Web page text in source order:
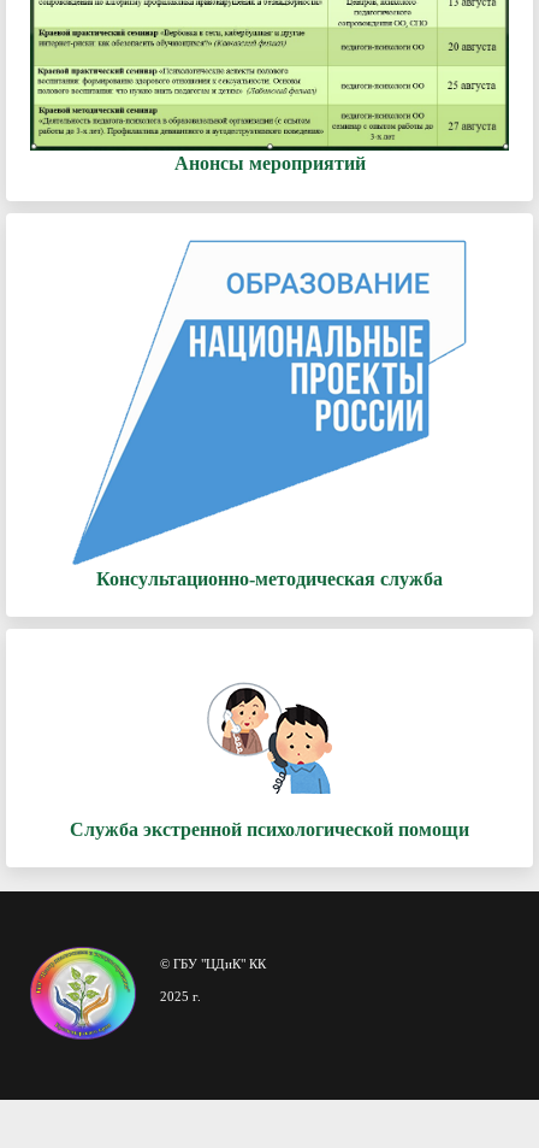
Анонсы мероприятий
Консультационно-методическая служба
Служба экстренной психологической помощи
© ГБУ "ЦДиК" КК
2025 г.